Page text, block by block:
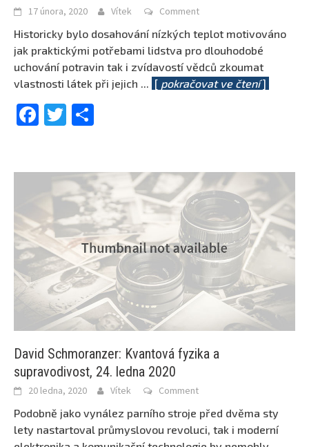
17 února, 2020 Vítek Comment
Historicky bylo dosahování nízkých teplot motivováno
jak praktickými potřebami lidstva pro dlouhodobé
uchování potravin tak i zvídavostí vědců zkoumat
vlastnosti látek při jejich ... [ pokračovat ve čtení]
Facebook
Twitter
David Schmoranzer: Kvantová fyzika a
supravodivost, 24. ledna 2020
20 ledna, 2020 Vítek Comment
Podobně jako vynález parního stroje před dvěma sty
lety nastartoval průmyslovou revoluci, tak i moderní